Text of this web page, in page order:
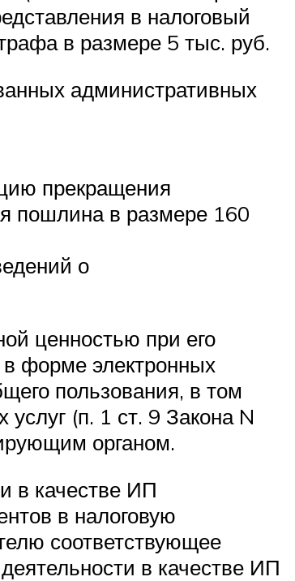
в налоговый
в размере 5 тыс. руб.
административных
прекращения
пошлина в размере 160
о
ценностью при его
форме электронных
пользования, в том
(п. 1 ст. 9 Закона N
органом.
в качестве ИП
в налоговую
соответствующее
в качестве ИП